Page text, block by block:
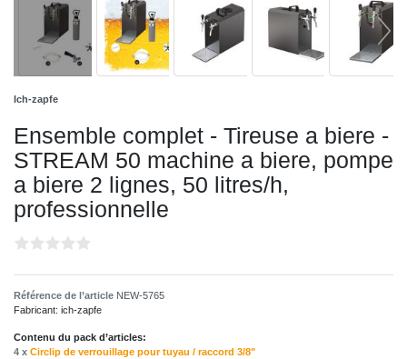
Ich-zapfe
Ensemble complet - Tireuse a biere -
STREAM 50 machine a biere, pompe
a biere 2 lignes, 50 litres/h,
professionnelle
Référence de l’article NEW-5765
Fabricant: ich-zapfe
Contenu du pack d’articles:
4 x Circlip de verrouillage pour tuyau / raccord 3/8"